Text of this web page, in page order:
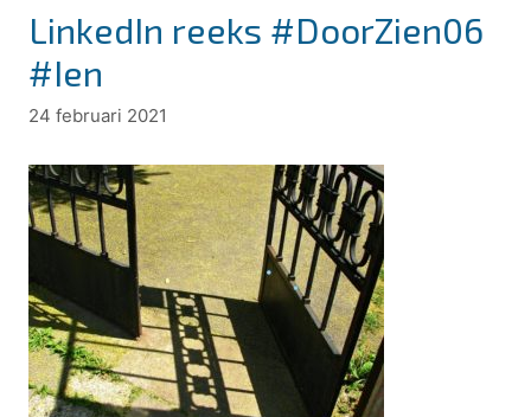
LinkedIn reeks #DoorZien06
#Ien
24 februari 2021